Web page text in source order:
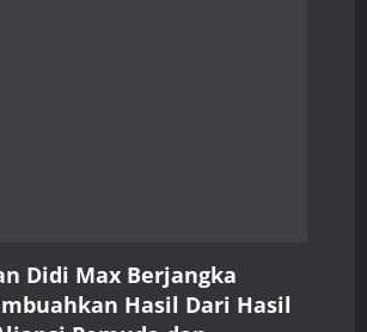
Didi Max Berjangka
Hasil Dari Hasil